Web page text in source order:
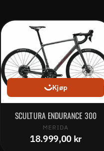
Kjøp
SCULTURA ENDURANCE 300
MERIDA
18.999,00 kr